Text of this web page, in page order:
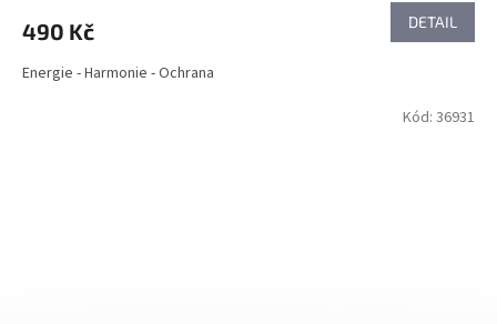
490 Kč DETAIL
Energie - Harmonie - Ochrana
Kód: 36931